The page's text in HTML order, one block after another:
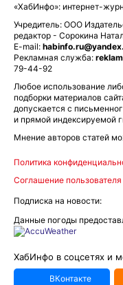
«ХабИнфо»: интернет-
Учредитель: ООО
редактор - Сорокина
E-mail:
Рекламная служба:
79-44-92
Любое использование
подборки материалов
допускается с
и прямой индексируемой
Мнение авторов статей
Политика
Соглашение пользователя
Подписка на новости:
Данные погоды
ХабИнфо в соцсетях и
ВКонтакте